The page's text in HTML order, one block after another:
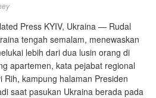
Press KYIV, Ukraina — Rudal
tengah semalam, menewaskan
lebih dari dua lusin orang di
apartemen, kata pejabat regional
Rih, kampung halaman Presiden
saat pasukan Ukraina berada pada